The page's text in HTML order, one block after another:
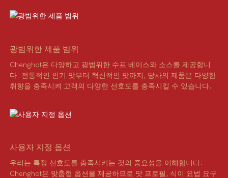
광범위한 제품 범위
Chenghot은 다양하고 광범위한 수프 베이스와 소스를 제공합니
다. 전통적인 인기 맛부터 혁신적인 맛까지, 당사의 제품은 다양한
취향을 충족시켜 고객의 다양한 선호도를 충족시킬 수 있습니다.
사용자 지정 옵션
우리는 특정 선호도를 충족시키는 것의 중요성을 이해합니다.
Chenghot은 맞춤형 옵션을 제공하므로 맛 프로필, 식이 요법 요구